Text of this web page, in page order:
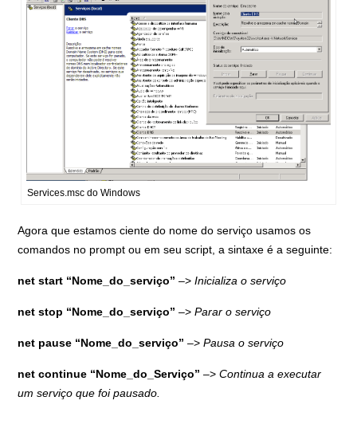
Services.msc do Windows
Agora que estamos ciente do nome do serviço usamos os
comandos no prompt ou em seu script, a sintaxe é a seguinte:
net start “Nome_do_serviço” –>Inicializa o serviço
net stop “Nome_do_serviço” –> Parar o serviço
net pause “Nome_do_serviço” –> Pausa o serviço
net continue “Nome_do_Serviço” –>Continua a executar
um serviço que foi pausado.